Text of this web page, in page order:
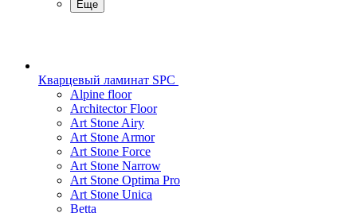
Еще
Кварцевый ламинат SPC
Alpine floor
Architector Floor
Art Stone Airy
Art Stone Armor
Art Stone Force
Art Stone Narrow
Art Stone Optima Pro
Art Stone Unica
Betta